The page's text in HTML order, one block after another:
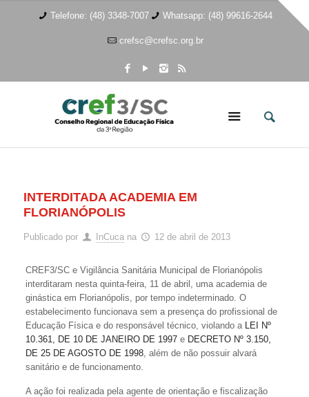
Telefone: (48) 3348-7007 Whatsapp: (48) 99616-2644
crefsc@crefsc.org.br
INTERDITADA ACADEMIA EM
FLORIANÓPOLIS
Publicado por InCuca na 12 de abril de 2013
CREF3/SC e Vigilância Sanitária Municipal de Florianópolis
interditaram nesta quinta-feira, 11 de abril, uma academia de
ginástica em Florianópolis, por tempo indeterminado. O
estabelecimento funcionava sem a presença do profissional de
Educação Física e do responsável técnico, violando a LEI Nº
10.361, DE 10 DE JANEIRO DE 1997 e DECRETO Nº 3.150,
DE 25 DE AGOSTO DE 1998, além de não possuir alvará
sanitário e de funcionamento.
A ação foi realizada pela agente de orientação e fiscalização